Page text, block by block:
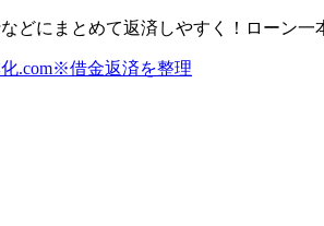
どにまとめて返済しやすく！ローン一
.com※借金返済を整理